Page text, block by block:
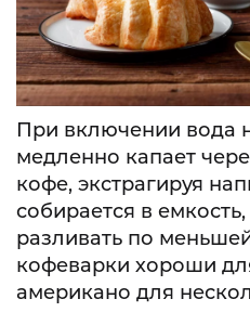
При включении вода
медленно капает
кофе, экстрагируя
собирается в
разливать по
кофеварки хороши
американо для